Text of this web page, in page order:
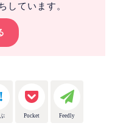
しています。
Pocket Feedly